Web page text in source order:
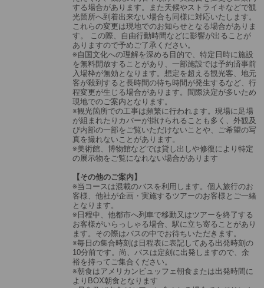
する場合があります。また天候やストライキなどで観
光箇所へ到着出来ない場合も同様に対応いたします。
これらの変更は現地でのお知らせとなる場合がありま
す。 この際、自由行動時間などに影響が出ることが
ありますので予めご了承ください。
※自国文化への理解を深める目的で、特定日時に施設
を無料開放することがあり、一部施設では予約済事前
入場枠が無効となります。想定を超える観光客、地元
客が殺到すると長時間の待ち時間が発生するなど、行
程変更が生じる場合があります。間際決定が多いため
現地でのご案内となります。
※観光箇所での工事は頻繁に行われます。現場に足場
が組まれたりカバーが掛けられることも多く、外観及
び内部の一部をご覧いただけないことや、ご希望の写
真を撮れないことがあります。
※美術館、博物館などでは貸し出しや修復により特定
の展示物をご覧になれない場合があります
【その他のご案内】
※当コースは混載のバスを利用します。個人旅行のお
客様、他社が企画・実施するツアーのお客様とご一緒
となります。
※日程中、他都市へ列車で移動又はツアーを終了する
お客様がいらっしゃる場合、駅に立ち寄ることがあり
ます。その際はバスの中でお待ちいただきます。
※毎日の集合時刻は日程表に表記してある出発時刻の
10分前です。尚、バスは定刻に出発しますので、余
裕を持ってご集合ください。
※朝食はアメリカンビュッフェ朝食または出発時間に
よりBOX朝食となります